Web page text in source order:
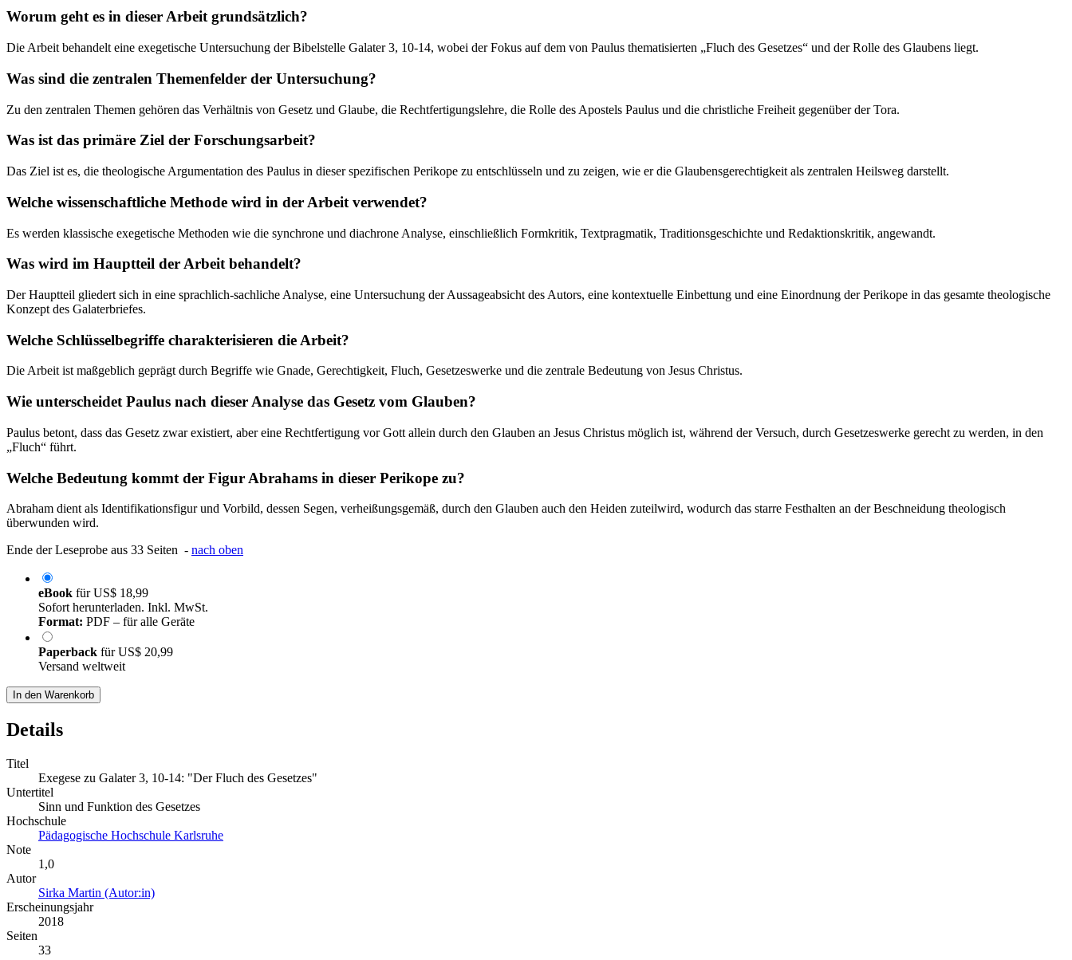
Worum geht es in dieser Arbeit grundsätzlich?
Die Arbeit behandelt eine exegetische Untersuchung der Bibelstelle Galater 3, 10-14, wobei der Fokus auf dem von Paulus thematisierten „Fluch des Gesetzes“ und der Rolle des Glaubens liegt.
Was sind die zentralen Themenfelder der Untersuchung?
Zu den zentralen Themen gehören das Verhältnis von Gesetz und Glaube, die Rechtfertigungslehre, die Rolle des Apostels Paulus und die christliche Freiheit gegenüber der Tora.
Was ist das primäre Ziel der Forschungsarbeit?
Das Ziel ist es, die theologische Argumentation des Paulus in dieser spezifischen Perikope zu entschlüsseln und zu zeigen, wie er die Glaubensgerechtigkeit als zentralen Heilsweg darstellt.
Welche wissenschaftliche Methode wird in der Arbeit verwendet?
Es werden klassische exegetische Methoden wie die synchrone und diachrone Analyse, einschließlich Formkritik, Textpragmatik, Traditionsgeschichte und Redaktionskritik, angewandt.
Was wird im Hauptteil der Arbeit behandelt?
Der Hauptteil gliedert sich in eine sprachlich-sachliche Analyse, eine Untersuchung der Aussageabsicht des Autors, eine kontextuelle Einbettung und eine Einordnung der Perikope in das gesamte theologische
Konzept des Galaterbriefes.
Welche Schlüsselbegriffe charakterisieren die Arbeit?
Die Arbeit ist maßgeblich geprägt durch Begriffe wie Gnade, Gerechtigkeit, Fluch, Gesetzeswerke und die zentrale Bedeutung von Jesus Christus.
Wie unterscheidet Paulus nach dieser Analyse das Gesetz vom Glauben?
Paulus betont, dass das Gesetz zwar existiert, aber eine Rechtfertigung vor Gott allein durch den Glauben an Jesus Christus möglich ist, während der Versuch, durch Gesetzeswerke gerecht zu werden, in den
„Fluch“ führt.
Welche Bedeutung kommt der Figur Abrahams in dieser Perikope zu?
Abraham dient als Identifikationsfigur und Vorbild, dessen Segen, verheißungsgemäß, durch den Glauben auch den Heiden zuteilwird, wodurch das starre Festhalten an der Beschneidung theologisch
überwunden wird.
Ende der Leseprobe aus 33 Seiten - nach oben
eBook fürUS$ 18,99
Sofort herunterladen. Inkl. MwSt.
Format: PDF – für alle Geräte
Paperback fürUS$ 20,99
Versand weltweit
In den Warenkorb
Details
Titel
Exegese zu Galater 3, 10-14: "Der Fluch des Gesetzes"
Untertitel
Sinn und Funktion des Gesetzes
Hochschule
Pädagogische Hochschule Karlsruhe
Note
1,0
Autor
Sirka Martin (Autor:in)
Erscheinungsjahr
2018
Seiten
33